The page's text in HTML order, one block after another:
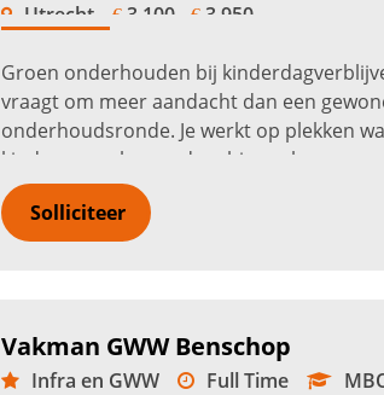
Utrecht
€3.100 - €3.950
Groen onderhouden bij
vraagt om meer aandacht dan een
onderhoudsronde. Je werkt op plekken
kinderen spelen, ouders binnenlopen en
medewerkers moeten kunnen vertrouwen
veilige buiten...
Lees verder
Solliciteer
Vakman GWW Benschop
Infra en GWW Full Time